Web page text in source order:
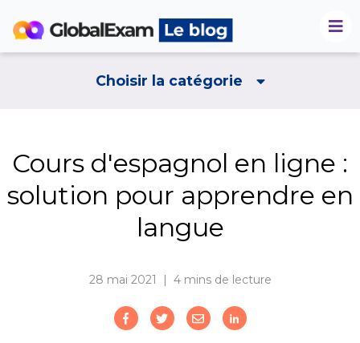
Choisir la catégorie
Cours d'espagnol en ligne :
solution pour apprendre en
langue
28 mai 2021 | 4 mins de lecture